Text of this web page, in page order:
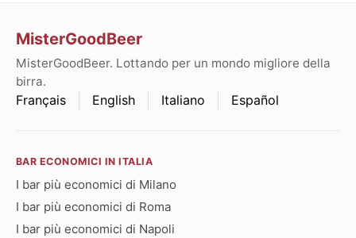
MisterGoodBeer
MisterGoodBeer. Lottando per un mondo migliore della
birra.
Français English Italiano Español
BAR ECONOMICI IN ITALIA
I bar più economici di Milano
I bar più economici di Roma
I bar più economici di Napoli